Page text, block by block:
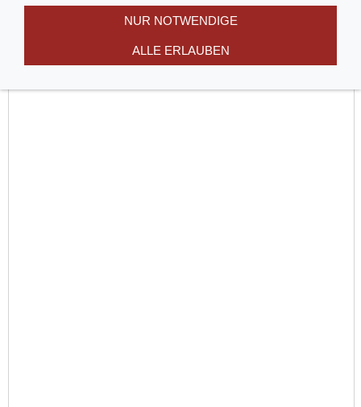
NUR NOTWENDIGE
ALLE ERLAUBEN